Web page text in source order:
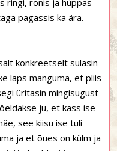
ringi, ronis ja hüppas
pagassis ka ära.
konkreetselt sulasin
laps manguma, et pliis
üritasin mingisugust
ju, et kass ise
see kiisu ise tuli
ja et õues on külm ja